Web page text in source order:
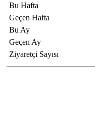
Bu Hafta
Geçen Hafta
Bu Ay
Geçen Ay
Ziyaretçi Sayısı